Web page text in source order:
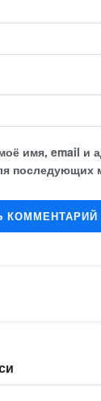
имя, email и
последующих